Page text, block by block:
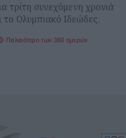
τρίτη συνεχόμενη χρονιά
το Ολυμπιακό Ιδεώδες.
Παλαιότερο των 360 ημερών